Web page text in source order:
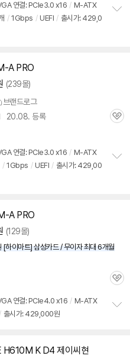
연결: PCIe3.0 x16 / M-ATX
/ 1Gbps / UEFI / 출시가: 429,0
A PRO
(239몰)
브랜드로그
20.08. 등록
관
연결: PCIe3.0 x16 / M-ATX
/ 1Gbps / UEFI / 출시가: 429,00
A PRO
(129몰)
이마트] 삼성카드 / 무이자 최대 6개월
관
연결: PCIe4.0 x16 / M-ATX
/ 출시가: 429,000원
H610M K D4 제이씨현